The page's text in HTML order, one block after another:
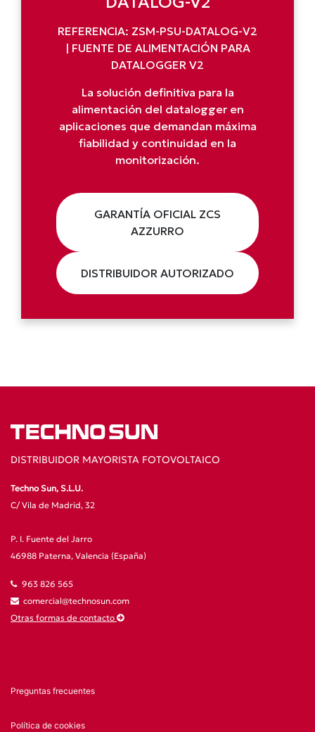
REFERENCIA: ZSM-PSU-DATALOG-V2
| FUENTE DE ALIMENTACIÓN PARA
DATALOGGER V2
La solución definitiva para la
alimentación del datalogger en
aplicaciones que demandan máxima
fiabilidad y continuidad en la
monitorización.
GARANTÍA OFICIAL ZCS
AZZURRO
DISTRIBUIDOR AUTORIZADO
DISTRIBUIDOR MAYORISTA FOTOVOLTAICO
Techno Sun, S.L.U.
C/ Vila de Madrid, 32
P. I. Fuente del Jarro
46988 Paterna, Valencia (España)
963 826 565
comercial@technosun.com
Otras formas de contacto
Preguntas frecuentes
Política de cookies